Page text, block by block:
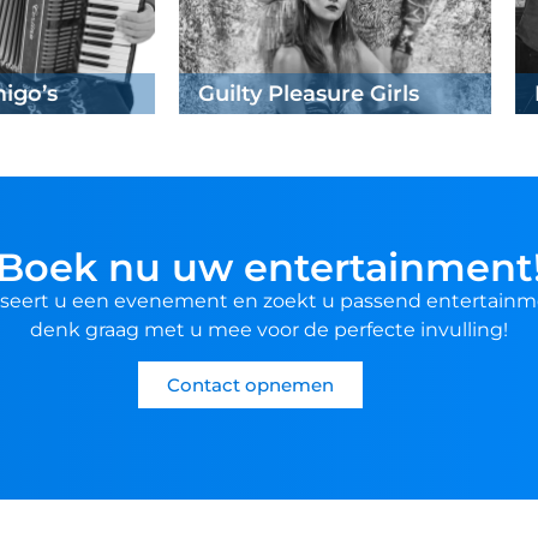
Boek nu uw
u een evenement en zoekt u passend
denk graag met u mee voor de perfecte invulling!
Contact opnemen